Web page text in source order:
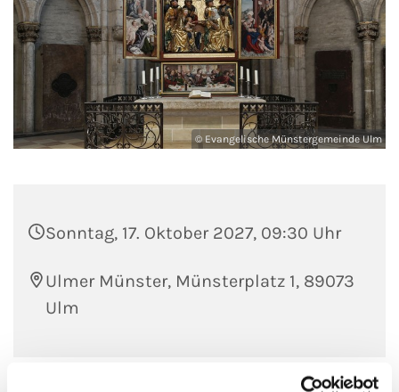
© Evangelische Münstergemeinde Ulm
Sonntag, 17. Oktober 2027, 09:30 Uhr
Ulmer Münster, Münsterplatz 1, 89073
Ulm